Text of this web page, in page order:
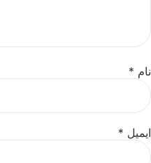
نام *
ایمیل *